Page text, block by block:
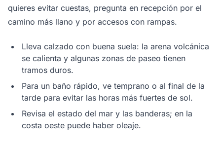
quieres evitar cuestas, pregunta en recepción por el
camino más llano y por accesos con rampas.
Lleva calzado con buena suela: la arena volcánica
se calienta y algunas zonas de paseo tienen
tramos duros.
Para un baño rápido, ve temprano o al final de la
tarde para evitar las horas más fuertes de sol.
Revisa el estado del mar y las banderas; en la
costa oeste puede haber oleaje.